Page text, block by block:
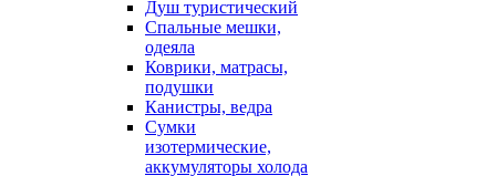
Душ туристический
Спальные мешки,
одеяла
Коврики, матрасы,
подушки
Канистры, ведра
Сумки
изотермические,
аккумуляторы холода